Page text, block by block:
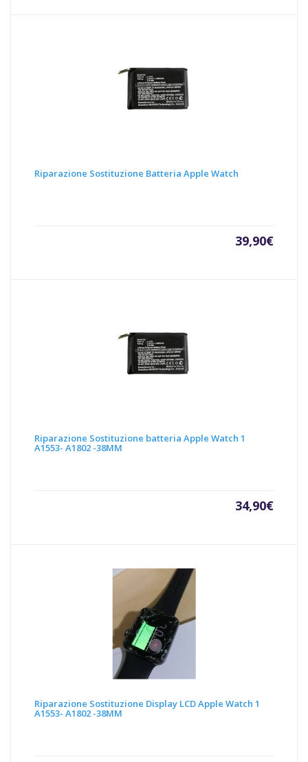
Riparazione Sostituzione Batteria Apple Watch
39,90€
Riparazione Sostituzione batteria Apple Watch 1
A1553- A1802 -38MM
34,90€
Riparazione Sostituzione Display LCD Apple Watch 1
A1553- A1802 -38MM